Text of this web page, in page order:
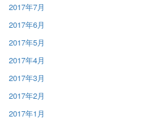
2017年7月
2017年6月
2017年5月
2017年4月
2017年3月
2017年2月
2017年1月